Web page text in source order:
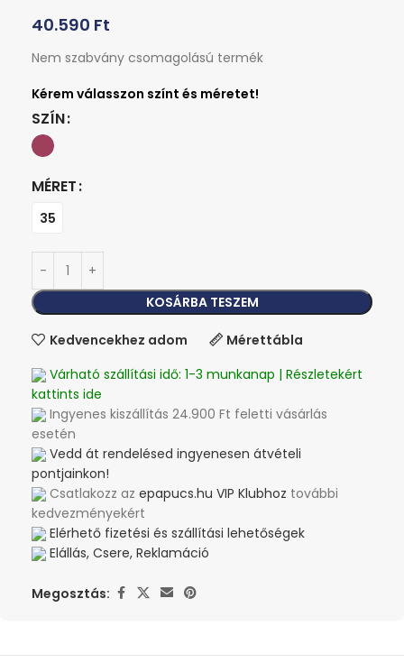
40.590 Ft
Nem szabvány csomagolású termék
SZÍN
MÉRET
35
KOSÁRBA TESZEM
Kedvencekhez adom
Mérettábla
Várható szállítási idő: 1-3 munkanap | Részletekért
kattints ide
Ingyenes kiszállítás 24.900 Ft feletti vásárlás
esetén
Vedd át rendelésed ingyenesen átvételi
pontjainkon!
Csatlakozz az epapucs.hu VIP Klubhoz további
kedvezményekért
Elérhető fizetési és szállítási lehetőségek
Elállás, Csere, Reklamáció
Megosztás: